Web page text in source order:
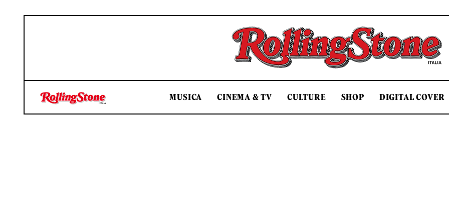
Rolling Stone Italia
MUSICA CINEMA & TV CULTURE SHOP DIGITAL COVER